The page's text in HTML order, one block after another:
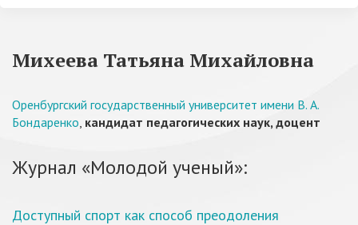
Михеева Татьяна Михайловна
Оренбургский государственный университет имени В. А.
Бондаренко, кандидат педагогических наук, доцент
Журнал «Молодой ученый»:
Доступный спорт как способ преодоления